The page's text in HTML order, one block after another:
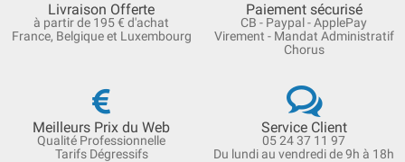
Livraison Offerte
à partir de 195 € d'achat
France, Belgique et Luxembourg
Paiement sécurisé
CB - Paypal - ApplePay
Virement - Mandat Administratif
Chorus
Meilleurs Prix du Web
Qualité Professionnelle
Tarifs Dégressifs
Service Client
05 24 37 11 97
Du lundi au vendredi de 9h à 18h